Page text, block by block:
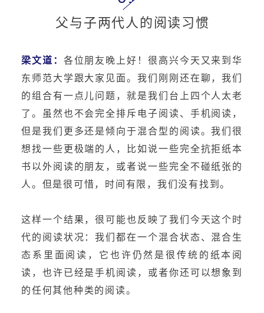
父与子两代人的阅读习惯
梁文道： 各位朋友晚上好！很高兴今天又来到华
东师范大学跟大家见面。我们刚刚还在聊，我们
的组合有一点儿问题，就是我们台上四个人太老
了。虽然也不会完全排斥电子阅读、手机阅读，
但是我们更多还是倾向于混合型的阅读。我们很
想找一些更极端的人，比如说一些完全抗拒纸本
书以外阅读的朋友，或者说一些完全不碰纸张的
人。但是很可惜，时间有限，我们没有找到。
这样一个结果，很可能也反映了我们今天这个时
代的阅读状况：我们都在一个混合状态、混合生
态系里面阅读，它也许仍然是很传统的纸本阅
读，也许已经是手机阅读，或者你还可以想象到
的任何其他种类的阅读。